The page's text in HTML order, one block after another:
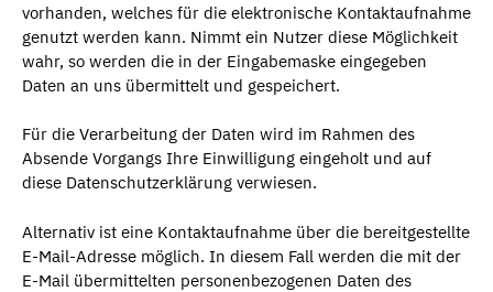
vorhanden, welches für die elektronische Kontaktaufnahme
genutzt werden kann. Nimmt ein Nutzer diese Möglichkeit
wahr, so werden die in der Eingabemaske eingegeben
Daten an uns übermittelt und gespeichert.
Für die Verarbeitung der Daten wird im Rahmen des
Absende Vorgangs Ihre Einwilligung eingeholt und auf
diese Datenschutzerklärung verwiesen.
Alternativ ist eine Kontaktaufnahme über die bereitgestellte
E-Mail-Adresse möglich. In diesem Fall werden die mit der
E-Mail übermittelten personenbezogenen Daten des